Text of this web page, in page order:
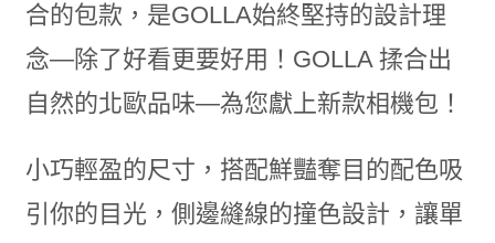
合的包款，是GOLLA始終堅持的設計理
念—除了好看更要好用！GOLLA 揉合出
自然的北歐品味—為您獻上新款相機包！
小巧輕盈的尺寸，搭配鮮豔奪目的配色吸
引你的目光，側邊縫線的撞色設計，讓單